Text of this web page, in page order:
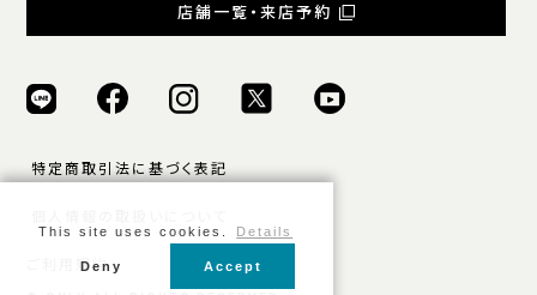
店舗一覧・来店予約
特定商取引法に基づく表記
ご利用規約
This site uses cookies. Details
Deny Accept